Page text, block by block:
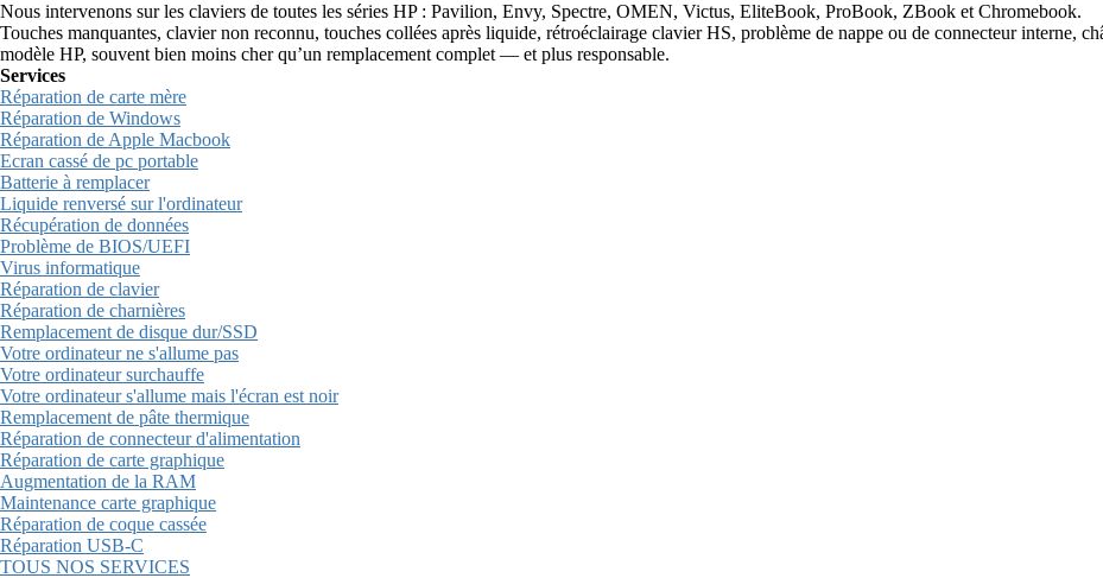
Nous intervenons sur les claviers de toutes les séries HP : Pavilion, Envy, Spectre, OMEN, Victus, EliteBook, ProBook, ZBook et Chromebook.
Touches manquantes, clavier non reconnu, touches collées après liquide, rétroéclairage clavier HS, problème de nappe ou de connecteur interne,
modèle HP, souvent bien moins cher qu’un remplacement complet — et plus responsable.
Services
Réparation de carte mère
Réparation de Windows
Réparation de Apple Macbook
Ecran cassé de pc portable
Batterie à remplacer
Liquide renversé sur l'ordinateur
Récupération de données
Problème de BIOS/UEFI
Virus informatique
Réparation de clavier
Réparation de charnières
Remplacement de disque dur/SSD
Votre ordinateur ne s'allume pas
Votre ordinateur surchauffe
Votre ordinateur s'allume mais l'écran est noir
Remplacement de pâte thermique
Réparation de connecteur d'alimentation
Réparation de carte graphique
Augmentation de la RAM
Maintenance carte graphique
Réparation de coque cassée
Réparation USB-C
TOUS NOS SERVICES